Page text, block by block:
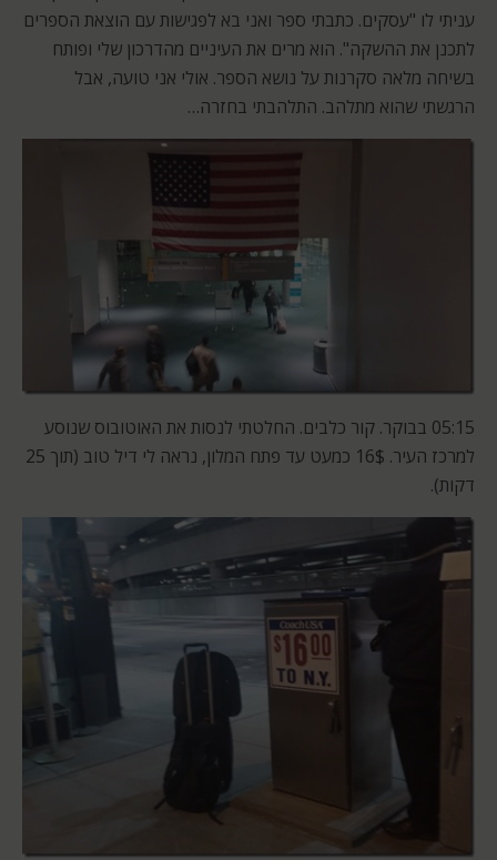
עניתי לו "עסקים. כתבתי ספר ואני בא לפגישות עם הוצאת הספרים
לתכנן את ההשקה". הוא מרים את העיניים מהדרכון שלי ופותח
בשיחה מלאה סקרנות על נושא הספר. אולי אני טועה, אבל
הרגשתי שהוא מתלהב. התלהבתי בחזרה…
05:15 בבוקר. קור כלבים. החלטתי לנסות את האוטובוס שנוסע
למרכז העיר. 16$ כמעט עד פתח המלון, נראה לי דיל טוב (תוך 25
דקות).